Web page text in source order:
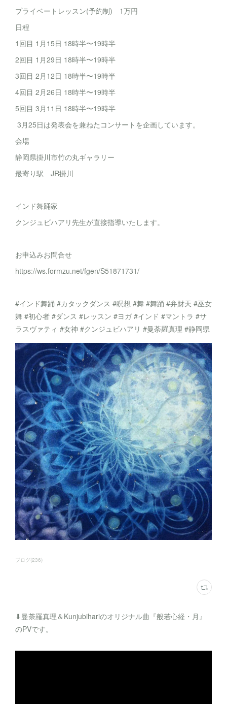
プライベートレッスン(予約制) 1万円
日程
1回目 1月15日 18時半〜19時半
2回目 1月29日 18時半〜19時半
3回目 2月12日 18時半〜19時半
4回目 2月26日 18時半〜19時半
5回目 3月11日 18時半〜19時半
3月25日は発表会を兼ねたコンサートを企画しています。
会場
静岡県掛川市竹の丸ギャラリー
最寄り駅 JR掛川
インド舞踊家
クンジュビハアリ先生が直接指導いたします。
お申込みお問合せ
https://ws.formzu.net/fgen/S51871731/
#インド舞踊 #カタックダンス #瞑想 #舞 #舞踊 #弁財天 #巫女
舞 #初心者 #ダンス #レッスン #ヨガ #インド #マントラ #サ
ラスヴァティ #女神 #クンジュビハアリ #曼荼羅真理 #静岡県
ブログ(236)
⬇︎曼荼羅真理＆Kunjubihariのオリジナル曲『般若心経・月』
のPVです。